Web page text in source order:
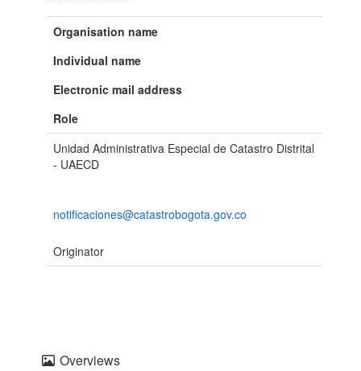
Organisation name
Individual name
Electronic mail address
Role
Unidad Administrativa Especial de Catastro Distrital
- UAECD
notificaciones@catastrobogota.gov.co
Originator
Overviews